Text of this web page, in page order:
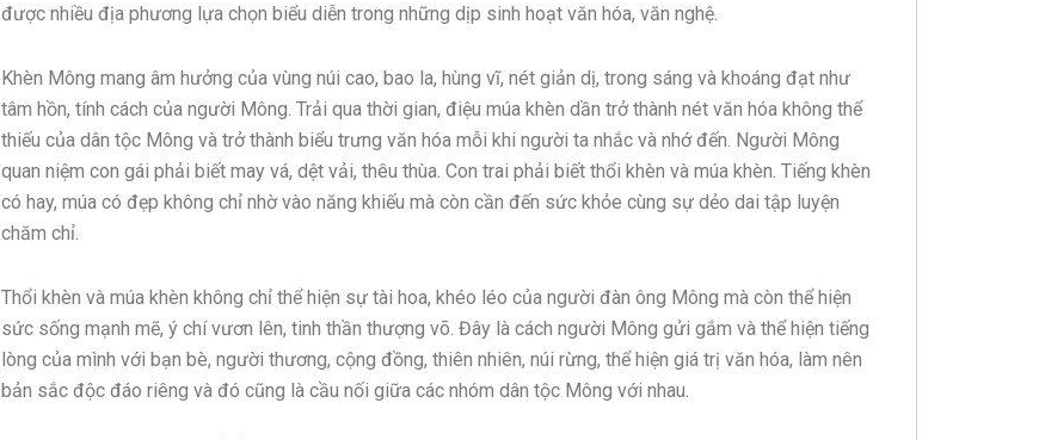
được nhiều địa phương lựa chọn biểu diễn trong những dịp sinh hoạt văn hóa, văn nghệ.
Khèn Mông mang âm hưởng của vùng núi cao, bao la, hùng vĩ, nét giản dị, trong sáng và khoáng đạt như
tâm hồn, tính cách của người Mông. Trải qua thời gian, điệu múa khèn dần trở thành nét văn hóa không thể
thiếu của dân tộc Mông và trở thành biểu trưng văn hóa mỗi khi người ta nhắc và nhớ đến. Người Mông
quan niệm con gái phải biết may vá, dệt vải, thêu thùa. Con trai phải biết thổi khèn và múa khèn. Tiếng khèn
có hay, múa có đẹp không chỉ nhờ vào năng khiếu mà còn cần đến sức khỏe cùng sự dẻo dai tập luyện
chăm chỉ.
Thổi khèn và múa khèn không chỉ thể hiện sự tài hoa, khéo léo của người đàn ông Mông mà còn thể hiện
sức sống mạnh mẽ, ý chí vươn lên, tinh thần thượng võ. Đây là cách người Mông gửi gắm và thể hiện tiếng
lòng của mình với bạn bè, người thương, cộng đồng, thiên nhiên, núi rừng, thể hiện giá trị văn hóa, làm nên
bản sắc độc đáo riêng và đó cũng là cầu nối giữa các nhóm dân tộc Mông với nhau.